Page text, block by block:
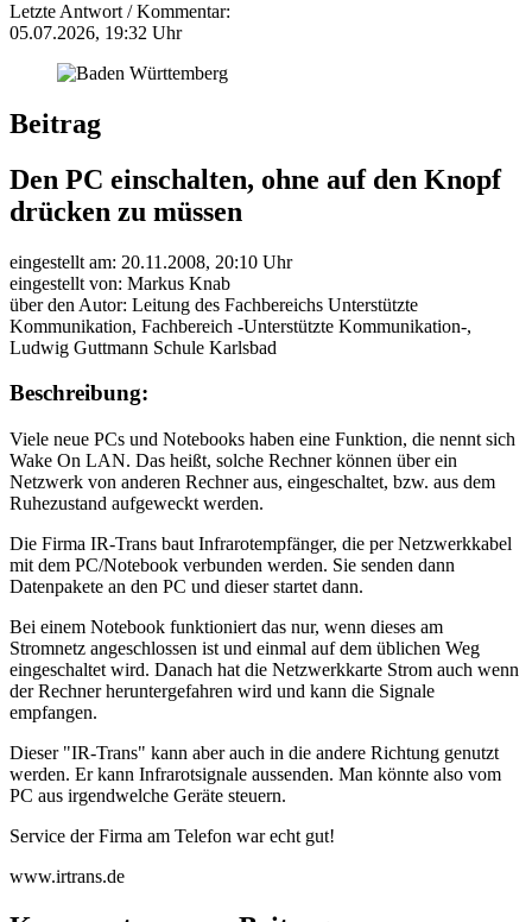
Letzte Antwort / Kommentar:
05.07.2026, 19:32 Uhr
Beitrag
Den PC einschalten, ohne auf den Knopf
drücken zu müssen
eingestellt am: 20.11.2008, 20:10 Uhr
eingestellt von: Markus Knab
über den Autor: Leitung des Fachbereichs Unterstützte
Kommunikation, Fachbereich -Unterstützte Kommunikation-,
Ludwig Guttmann Schule Karlsbad
Beschreibung:
Viele neue PCs und Notebooks haben eine Funktion, die nennt sich
Wake On LAN. Das heißt, solche Rechner können über ein
Netzwerk von anderen Rechner aus, eingeschaltet, bzw. aus dem
Ruhezustand aufgeweckt werden.
Die Firma IR-Trans baut Infrarotempfänger, die per Netzwerkkabel
mit dem PC/Notebook verbunden werden. Sie senden dann
Datenpakete an den PC und dieser startet dann.
Bei einem Notebook funktioniert das nur, wenn dieses am
Stromnetz angeschlossen ist und einmal auf dem üblichen Weg
eingeschaltet wird. Danach hat die Netzwerkkarte Strom auch wenn
der Rechner heruntergefahren wird und kann die Signale
empfangen.
Dieser "IR-Trans" kann aber auch in die andere Richtung genutzt
werden. Er kann Infrarotsignale aussenden. Man könnte also vom
PC aus irgendwelche Geräte steuern.
Service der Firma am Telefon war echt gut!
www.irtrans.de